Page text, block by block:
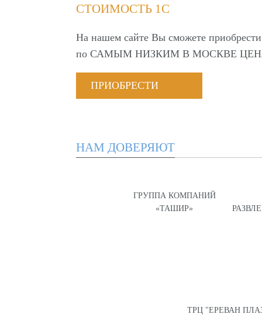
СТОИМОСТЬ 1С
На нашем сайте Вы сможете
по САМЫМ НИЗКИМ В МОСКВЕ
ПРИОБРЕСТИ
НАМ ДОВЕРЯЮТ
ГРУППА КОМПАНИЙ
«ТАШИР»
ТРЦ "ЕРЕВАН